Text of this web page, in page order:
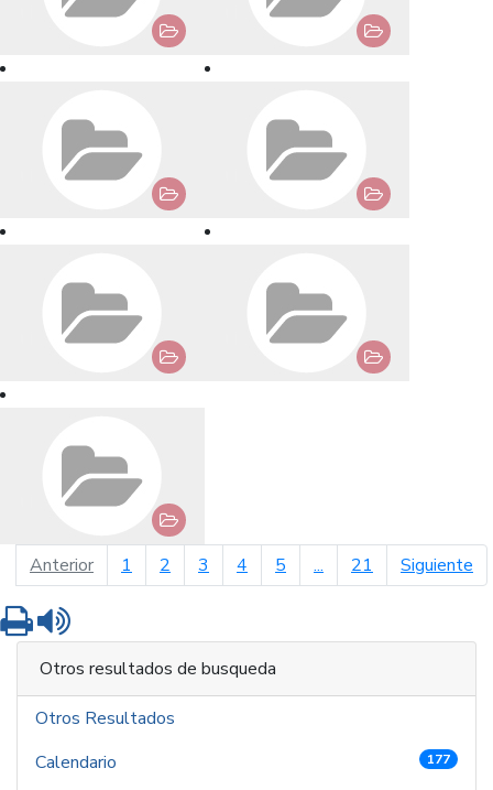
Anteriorpágina anterior
1 2 3 4 5 ... 21 Siguiente
Imprimir
Otros resultados de busqueda
Otros Resultados
Calendario
177